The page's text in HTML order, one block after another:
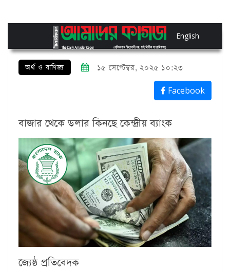
English
অর্থ ও বাণিজ্য ১৫ সেপ্টেম্বর, ২০২৫ ১০:২৩
Facebook
বাজার থেকে ডলার কিনছে কেন্দ্রীয় ব্যাংক
জ্যেষ্ঠ প্রতিবেদক